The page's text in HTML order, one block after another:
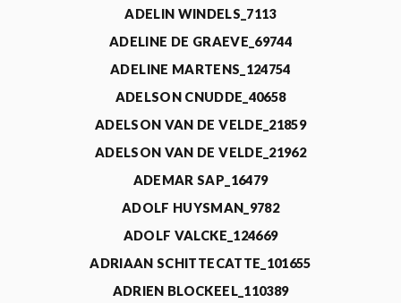
ADELIN WINDELS_7113
ADELINE DE GRAEVE_69744
ADELINE MARTENS_124754
ADELSON CNUDDE_40658
ADELSON VAN DE VELDE_21859
ADELSON VAN DE VELDE_21962
ADEMAR SAP_16479
ADOLF HUYSMAN_9782
ADOLF VALCKE_124669
ADRIAAN SCHITTECATTE_101655
ADRIEN BLOCKEEL_110389